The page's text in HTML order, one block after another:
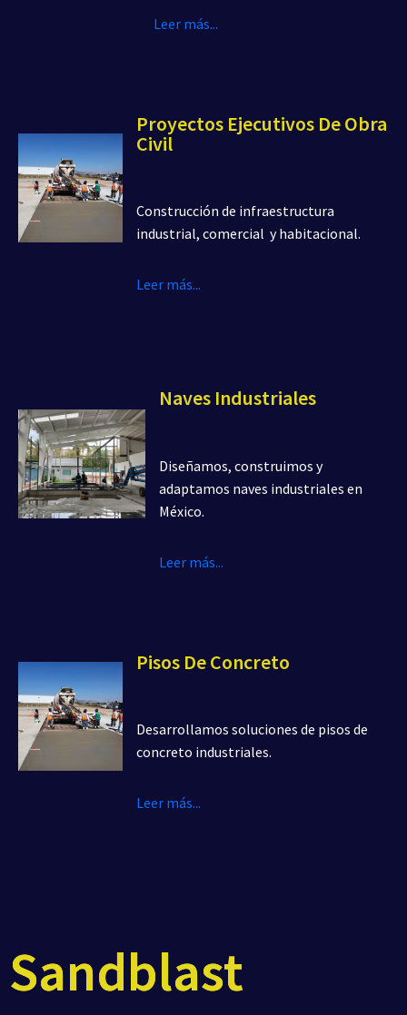
Leer más...
Proyectos Ejecutivos De Obra
Civil
Construcción de infraestructura
industrial, comercial y habitacional.
Leer más...
Naves Industriales
Diseñamos, construimos y
adaptamos naves industriales en
México.
Leer más...
Pisos De Concreto
Desarrollamos soluciones de pisos de
concreto industriales.
Leer más...
Sandblast